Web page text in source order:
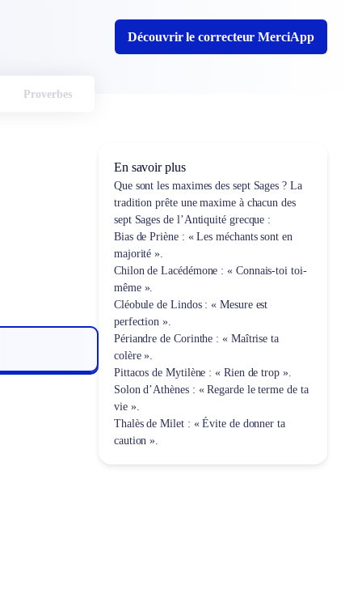
Découvrir le correcteur MerciApp
Proverbes
En savoir plus
Que sont les maximes des sept Sages ? La
tradition prête une maxime à chacun des
sept Sages de l’Antiquité grecque :
Bias de Priène : « Les méchants sont en
majorité ».
Chilon de Lacédémone : « Connais-toi toi-
même ».
Cléobule de Lindos : « Mesure est
perfection ».
Périandre de Corinthe : « Maîtrise ta
colère ».
Pittacos de Mytilène : « Rien de trop ».
Solon d’Athènes : « Regarde le terme de ta
vie ».
Thalès de Milet : « Évite de donner ta
caution ».